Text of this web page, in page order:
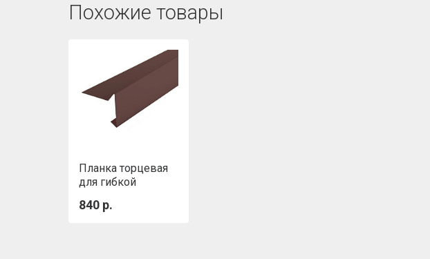
Похожие товары
Планка торцевая
для гибкой
SHINGLAS
840 р.